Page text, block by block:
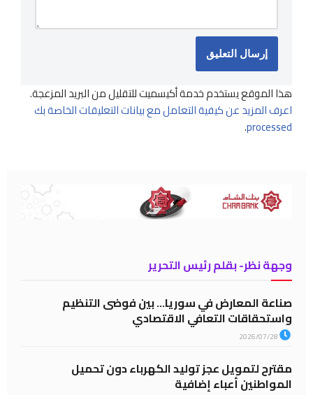
هذا الموقع يستخدم خدمة أكيسميت للتقليل من البريد المزعجة.
اعرف المزيد عن كيفية التعامل مع بيانات التعليقات الخاصة بك
processed
.
وجهة نظر- بقلم رئيس التحرير
صناعة المعارض في سوريا… بين فوضى التنظيم
واستحقاقات التعافي الاقتصادي
مقترح لتمويل عجز توليد الكهرباء دون تحميل
المواطنين أعباء إضافية